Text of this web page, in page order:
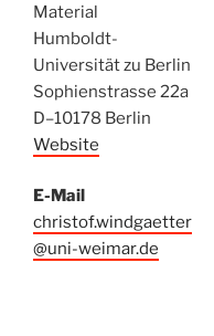
Material
Humboldt-
Universität zu Berlin
Sophienstrasse 22a
D–10178 Berlin
Website
E-Mail
christof.windgaetter
@uni-weimar.de